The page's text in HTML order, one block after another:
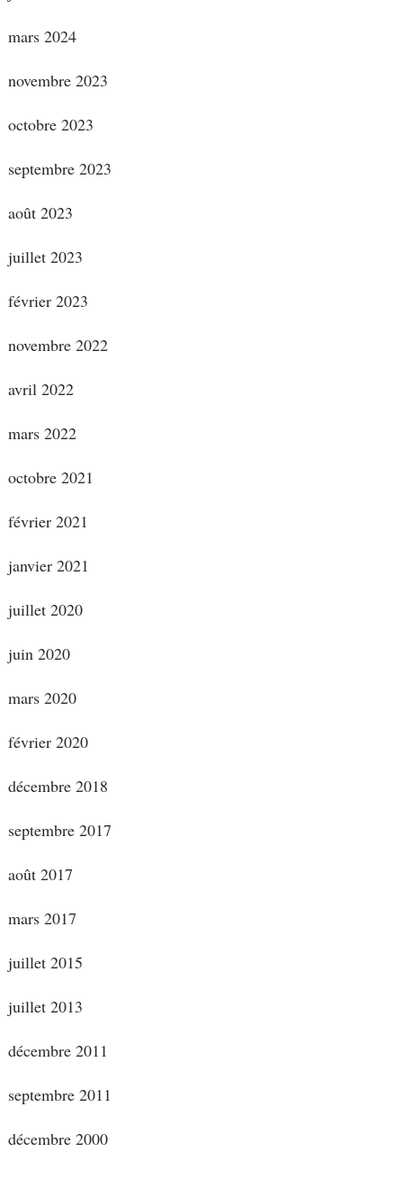
mars 2024
novembre 2023
octobre 2023
septembre 2023
août 2023
juillet 2023
février 2023
novembre 2022
avril 2022
mars 2022
octobre 2021
février 2021
janvier 2021
juillet 2020
juin 2020
mars 2020
février 2020
décembre 2018
septembre 2017
août 2017
mars 2017
juillet 2015
juillet 2013
décembre 2011
septembre 2011
décembre 2000